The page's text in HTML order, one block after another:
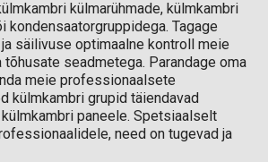
külmarühmade, külmkambri
kondensaatorgruppidega. Tagage
säilivuse optimaalne kontroll meie
seadmetega. Parandage oma
meie professionaalsete
külmkambri grupid täiendavad
paneele. Spetsiaalselt
need on tugevad ja